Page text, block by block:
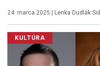
24. marca 2025 | Lenka Dudlák
KULTÚRA